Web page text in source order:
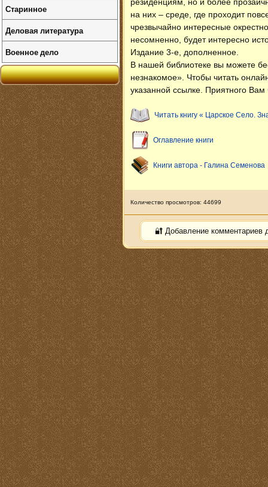
на них – среде, где проходит
чрезвычайно интересные
несомненно, будет интересно
Издание 3-е, дополненное.
В нашей библиотеке вы можете
незнакомое» . Чтобы читать
указанной ссылке. Приятного Вам
Читать книгу « Царское Село.
Оглавление книги
Книги автора - Галина Семенова
Количество просмотров: 44699
🔐 Добавление комментариев
Старинное
Деловая литература
Военное дело